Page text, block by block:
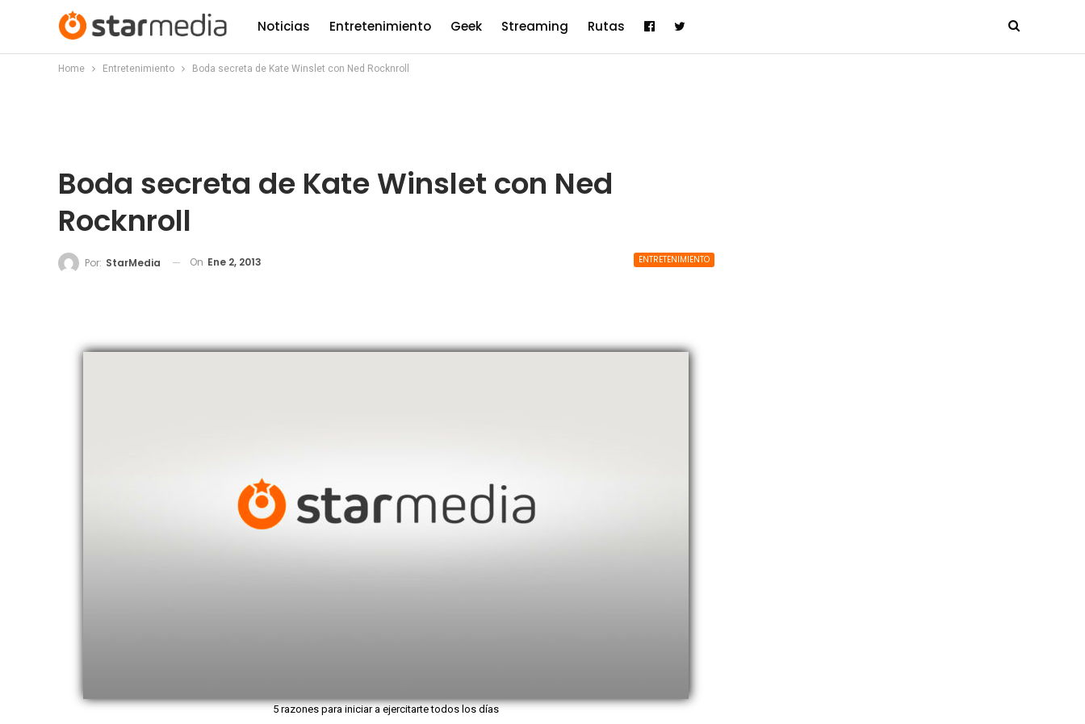
Noticias Entretenimiento Geek Streaming Rutas
Home Entretenimiento Boda secreta de Kate Winslet con Ned Rocknroll
Boda secreta de Kate Winslet con Ned
Rocknroll
ENTRETENIMIENTO
Por: StarMedia On Ene 2, 2013
5 razones para iniciar a ejercitarte todos los días